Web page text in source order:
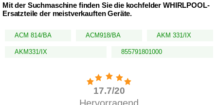
Mit der Suchmaschine finden Sie die kochfelder WHIRLPOOL-
Ersatzteile der meistverkauften Geräte.
ACM 814/BA ACM918/BA AKM 331/IX
AKM331/IX 855791801000